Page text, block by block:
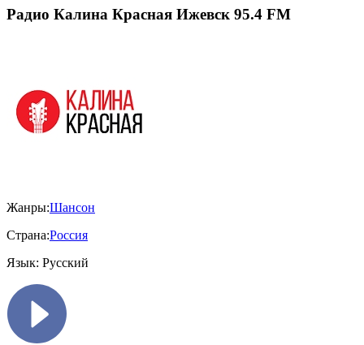
Радио Калина Красная Ижевск 95.4 FM
Жанры:Шансон
Страна:Россия
Язык: Русский